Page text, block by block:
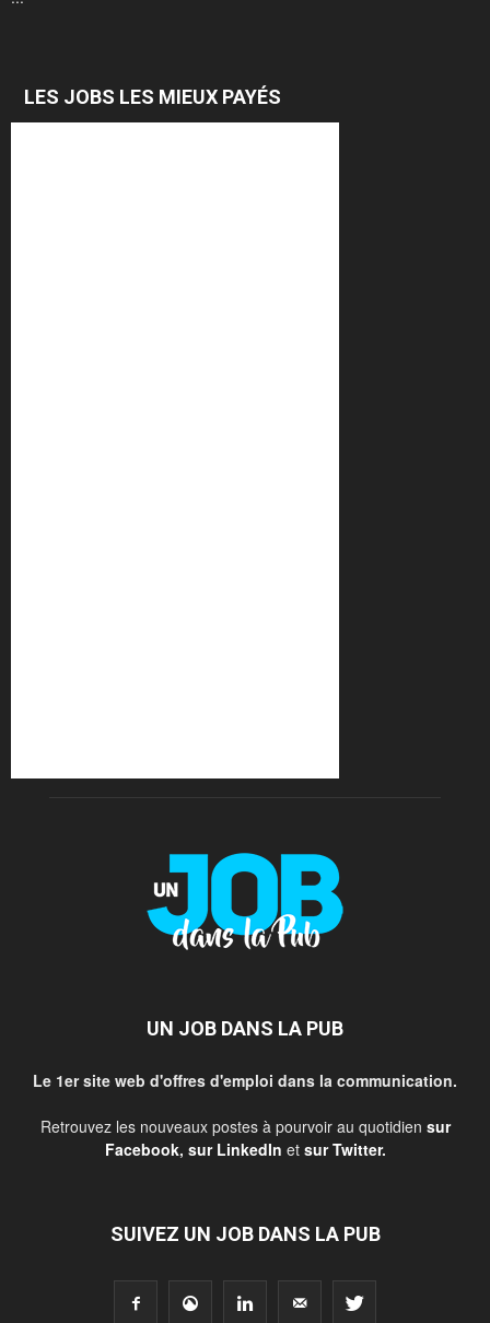
LES JOBS LES MIEUX PAYÉS
UN JOB DANS LA PUB
Le 1er site web d'offres d'emploi dans la communication.
Retrouvez les nouveaux postes à pourvoir au quotidien sur
Facebook, sur LinkedIn et sur Twitter.
SUIVEZ UN JOB DANS LA PUB